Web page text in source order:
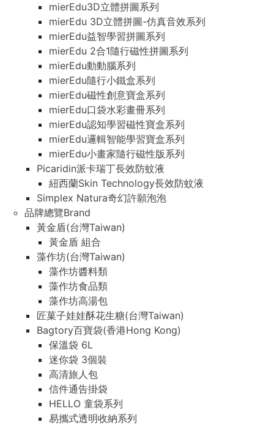
mierEdu3D立體拼圖系列
mierEdu 3D立體拼圖-仿真音效系列
mierEdu益智學習拼圖系列
mierEdu 2合1隨行磁性拼圖系列
mierEdu動動腦系列
mierEdu隨行小鐵盒系列
mierEdu磁性創意寶盒系列
mierEdu口袋水彩畫冊系列
mierEdu認知學習磁性寶盒系列
mierEdu邏輯智能學習寶盒系列
mierEdu小畫家隨行磁性版系列
Picaridin派卡瑞丁長效防蚊液
紐西蘭Skin Technology長效防蚊液
Simplex Natura奇幻許願泡泡
品牌總覽Brand
黃金盾(台灣Taiwan)
黃金盾 組合
藻作坊(台灣Taiwan)
藻作坊醬料類
藻作坊食品類
藻作坊高湯包
匠菓子娃娃酥花生糖(台灣Taiwan)
Bagtory百寶袋(香港Hong Kong)
保溫袋 6L
迷你袋 3個裝
高清旅人包
信件通告掛袋
HELLO 童袋系列
易攜式透明收納系列